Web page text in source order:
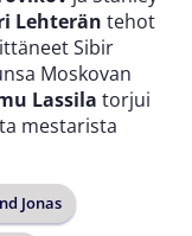
Lehterän tehot
Sibir
Moskovan
Lassila torjui
mestarista
Jonas